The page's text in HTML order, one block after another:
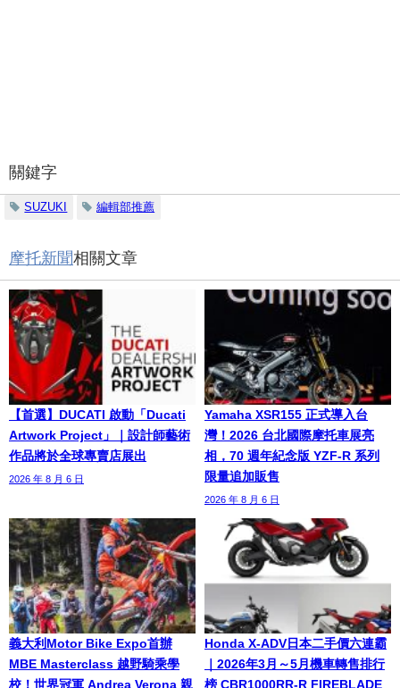
關鍵字
SUZUKI 編輯部推薦
摩托新聞相關文章
【首選】DUCATI 啟動「Ducati
Artwork Project」｜設計師藝術
作品將於全球專賣店展出
2026 年 8 月 6 日
Yamaha XSR155 正式導入台
灣！2026 台北國際摩托車展亮
相，70 週年紀念版 YZF-R 系列
限量追加販售
2026 年 8 月 6 日
義大利Motor Bike Expo首辦
MBE Masterclass 越野騎乘學
校！世界冠軍 Andrea Verona 親
Honda X-ADV日本二手價六連霸
｜2026年3月～5月機車轉售排行
榜 CBR1000RR-R FIREBLADE